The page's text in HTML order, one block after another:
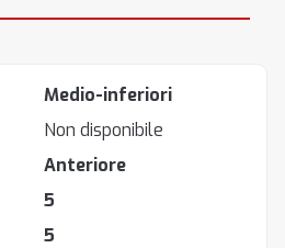
Medio-inferiori
Non disponibile
Anteriore
5
5